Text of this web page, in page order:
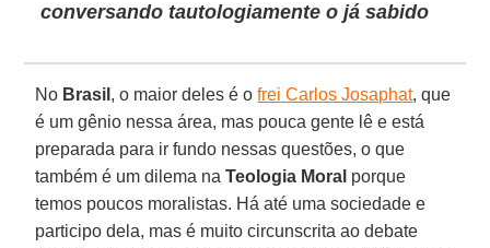
conversando tautologiamente o já sabido
No Brasil , o maior deles é ofrei Carlos Josaphat, que
é um gênio nessa área, mas pouca gente lê e está
preparada para ir fundo nessas questões, o que
também é um dilema naTeologia Moral porque
temos poucos moralistas. Há até uma sociedade e
participo dela, mas é muito circunscrita ao debate